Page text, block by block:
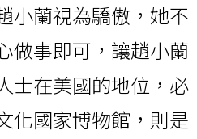
小蘭視為驕傲，她不
做事即可，讓趙小蘭
士在美國的地位，必
化國家博物館，則是